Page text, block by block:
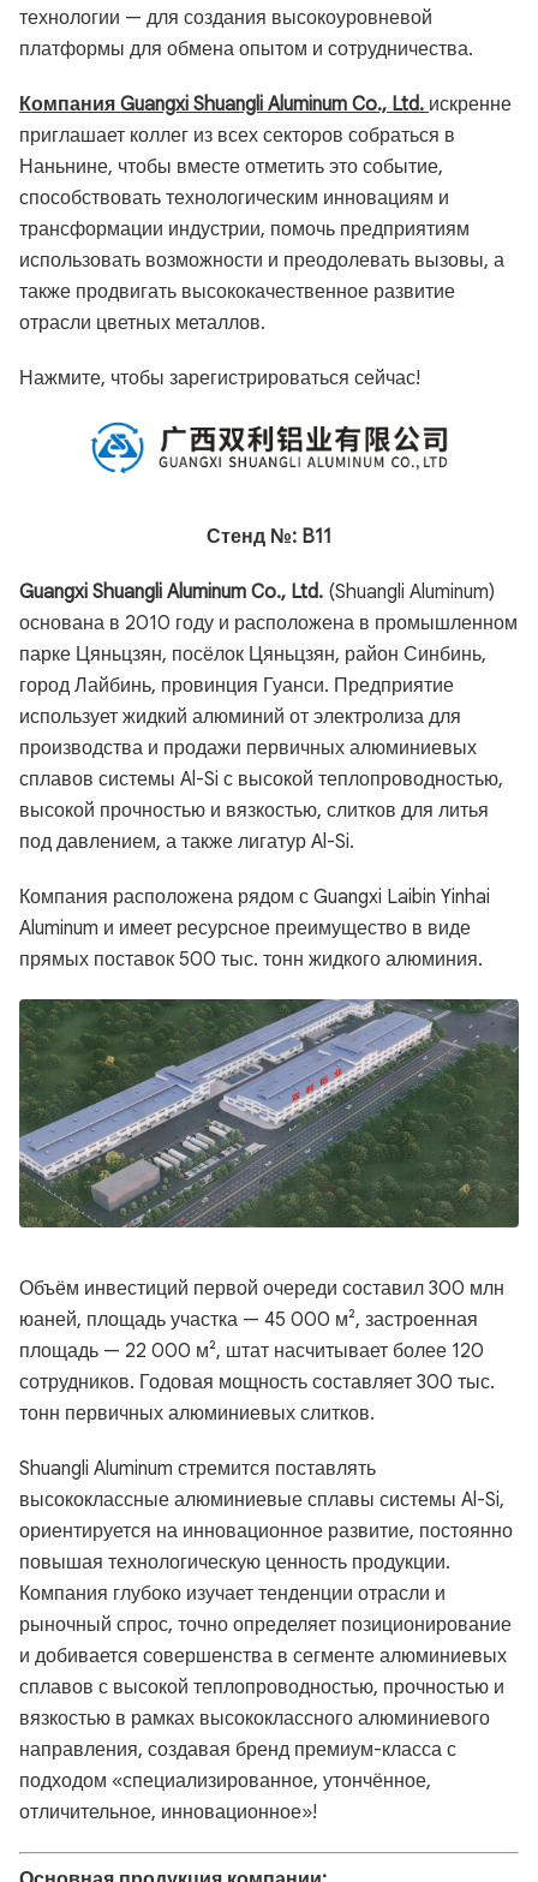
технологии — для создания высокоуровневой
платформы для обмена опытом и сотрудничества.
Компания Guangxi Shuangli Aluminum Co., Ltd. искренне
приглашает коллег из всех секторов собраться в
Наньнине, чтобы вместе отметить это событие,
способствовать технологическим инновациям и
трансформации индустрии, помочь предприятиям
использовать возможности и преодолевать вызовы, а
также продвигать высококачественное развитие
отрасли цветных металлов.
Нажмите, чтобы зарегистрироваться сейчас!
Стенд №: B11
Guangxi Shuangli Aluminum Co., Ltd. (Shuangli Aluminum)
основана в 2010 году и расположена в промышленном
парке Цяньцзян, посёлок Цяньцзян, район Синбинь,
город Лайбинь, провинция Гуанси. Предприятие
использует жидкий алюминий от электролиза для
производства и продажи первичных алюминиевых
сплавов системы Al-Si с высокой теплопроводностью,
высокой прочностью и вязкостью, слитков для литья
под давлением, а также лигатур Al-Si.
Компания расположена рядом с Guangxi Laibin Yinhai
Aluminum и имеет ресурсное преимущество в виде
прямых поставок 500 тыс. тонн жидкого алюминия.
Объём инвестиций первой очереди составил 300 млн
юаней, площадь участка — 45 000 м², застроенная
площадь — 22 000 м², штат насчитывает более 120
сотрудников. Годовая мощность составляет 300 тыс.
тонн первичных алюминиевых слитков.
Shuangli Aluminum стремится поставлять
высококлассные алюминиевые сплавы системы Al-Si,
ориентируется на инновационное развитие, постоянно
повышая технологическую ценность продукции.
Компания глубоко изучает тенденции отрасли и
рыночный спрос, точно определяет позиционирование
и добивается совершенства в сегменте алюминиевых
сплавов с высокой теплопроводностью, прочностью и
вязкостью в рамках высококлассного алюминиевого
направления, создавая бренд премиум-класса с
подходом «специализированное, утончённое,
отличительное, инновационное»!